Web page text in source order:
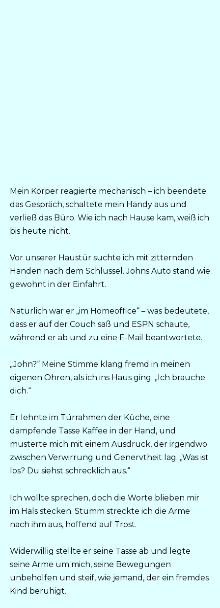
Mein Körper reagierte mechanisch – ich beendete
das Gespräch, schaltete mein Handy aus und
verließ das Büro. Wie ich nach Hause kam, weiß ich
bis heute nicht.
Vor unserer Haustür suchte ich mit zitternden
Händen nach dem Schlüssel. Johns Auto stand wie
gewohnt in der Einfahrt.
Natürlich war er „im Homeoffice“ – was bedeutete,
dass er auf der Couch saß und ESPN schaute,
während er ab und zu eine E-Mail beantwortete.
„John?“ Meine Stimme klang fremd in meinen
eigenen Ohren, als ich ins Haus ging. „Ich brauche
dich.“
Er lehnte im Türrahmen der Küche, eine
dampfende Tasse Kaffee in der Hand, und
musterte mich mit einem Ausdruck, der irgendwo
zwischen Verwirrung und Genervtheit lag. „Was ist
los? Du siehst schrecklich aus.“
Ich wollte sprechen, doch die Worte blieben mir
im Hals stecken. Stumm streckte ich die Arme
nach ihm aus, hoffend auf Trost.
Widerwillig stellte er seine Tasse ab und legte
seine Arme um mich, seine Bewegungen
unbeholfen und steif, wie jemand, der ein fremdes
Kind beruhigt.